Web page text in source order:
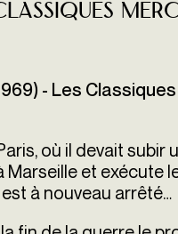
- Les
où il devait
et exécute
à nouveau arrêté…